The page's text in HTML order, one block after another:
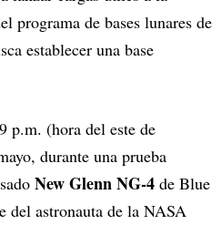
programa de bases lunares de
establecer una base
p.m. (hora del este de
durante una prueba
New Glenn NG-4 de Blue
del astronauta de la NASA